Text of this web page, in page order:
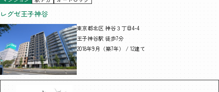
レグゼ王子神谷
東京都北区 神谷３丁目4-4
王子神谷駅 徒歩7分
2018年9月（築7年） / 12建て